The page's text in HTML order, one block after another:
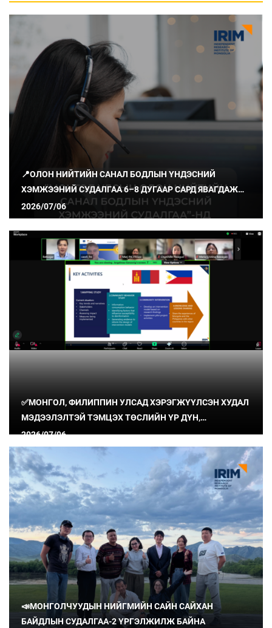
📍ОЛОН НИЙТИЙН САНАЛ БОДЛЫН ҮНДЭСНИЙ
ХЭМЖЭЭНИЙ СУДАЛГАА 6–8 ДУГААР САРД ЯВАГДАЖ
БАЙНА
2026/07/06
✅МОНГОЛ, ФИЛИППИН УЛСАД ХЭРЭГЖҮҮЛСЭН ХУДАЛ
МЭДЭЭЛЭЛТЭЙ ТЭМЦЭХ ТӨСЛИЙН ҮР ДҮН,
СУРГАМЖИЙГ ХУВААЛЦЛАА
2026/07/06
📣МОНГОЛЧУУДЫН НИЙГМИЙН САЙН САЙХАН
БАЙДЛЫН СУДАЛГАА-2 ҮРГЭЛЖИЛЖ БАЙНА